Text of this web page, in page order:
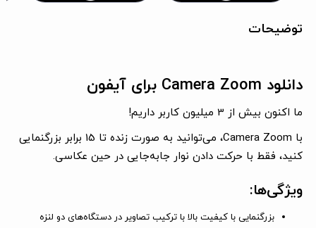
توضیحات
دانلود Camera Zoom برای آیفون
ما اکنون بیش از 3 میلیون کاربر داریم!
با Camera Zoom، می‌توانید به صورت زنده تا 15 برابر بزرگنمایی
کنید، فقط با حرکت دادن نوار جابه‌جایی در حین عکاسی.
ویژگی‌ها:
بزرگنمایی با کیفیت بالا با ترکیب تصاویر در دستگاه‌های دو لنزه